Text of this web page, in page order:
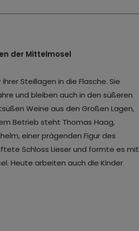
der Mittelmosel
Steillagen in die Flasche. Sie
und bleiben auch in den süßeren
Weine aus den Großen Lagen,
Betrieb steht Thomas Haag,
einer prägenden Figur des
Schloss Lieser und formte es mit
Heute arbeiten auch die Kinder